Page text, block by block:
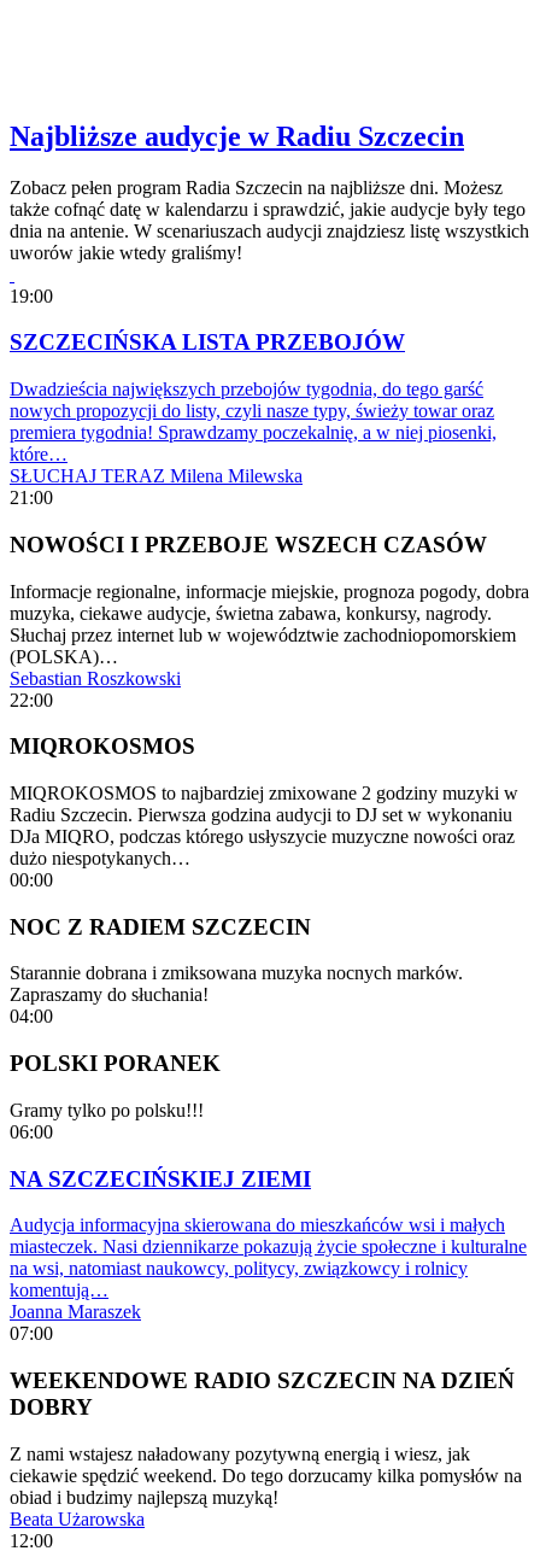
Najbliższe audycje w Radiu Szczecin
Zobacz pełen program Radia Szczecin na najbliższe dni. Możesz
także cofnąć datę w kalendarzu i sprawdzić, jakie audycje były tego
dnia na antenie. W scenariuszach audycji znajdziesz listę wszystkich
uworów jakie wtedy graliśmy!
19:00
SZCZECIŃSKA LISTA PRZEBOJÓW
Dwadzieścia największych przebojów tygodnia, do tego garść
nowych propozycji do listy, czyli nasze typy, świeży towar oraz
premiera tygodnia! Sprawdzamy poczekalnię, a w niej piosenki,
które…
SŁUCHAJ TERAZ Milena Milewska
21:00
NOWOŚCI I PRZEBOJE WSZECH CZASÓW
Informacje regionalne, informacje miejskie, prognoza pogody, dobra
muzyka, ciekawe audycje, świetna zabawa, konkursy, nagrody.
Słuchaj przez internet lub w województwie zachodniopomorskiem
(POLSKA)…
Sebastian Roszkowski
22:00
MIQROKOSMOS
MIQROKOSMOS to najbardziej zmixowane 2 godziny muzyki w
Radiu Szczecin. Pierwsza godzina audycji to DJ set w wykonaniu
DJa MIQRO, podczas którego usłyszycie muzyczne nowości oraz
dużo niespotykanych…
00:00
NOC Z RADIEM SZCZECIN
Starannie dobrana i zmiksowana muzyka nocnych marków.
Zapraszamy do słuchania!
04:00
POLSKI PORANEK
Gramy tylko po polsku!!!
06:00
NA SZCZECIŃSKIEJ ZIEMI
Audycja informacyjna skierowana do mieszkańców wsi i małych
miasteczek. Nasi dziennikarze pokazują życie społeczne i kulturalne
na wsi, natomiast naukowcy, politycy, związkowcy i rolnicy
komentują…
Joanna Maraszek
07:00
WEEKENDOWE RADIO SZCZECIN NA DZIEŃ
DOBRY
Z nami wstajesz naładowany pozytywną energią i wiesz, jak
ciekawie spędzić weekend. Do tego dorzucamy kilka pomysłów na
obiad i budzimy najlepszą muzyką!
Beata Użarowska
12:00